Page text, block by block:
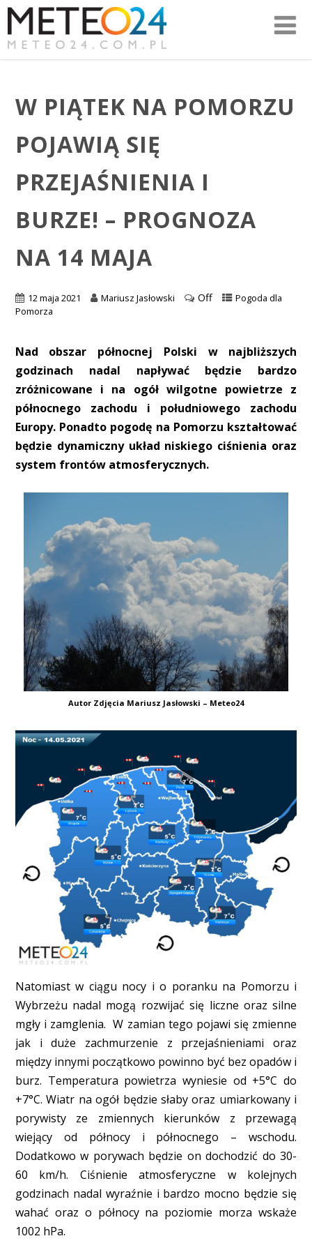
W PIĄTEK NA POMORZU
POJAWIĄ SIĘ
PRZEJAŚNIENIA I
BURZE! – PROGNOZA
NA 14 MAJA
12 maja 2021 Mariusz Jasłowski Off
Pogoda dla
Pomorza
Nad obszar północnej Polski w najbliższych
godzinach nadal napływać będzie bardzo
zróżnicowane i na ogół wilgotne powietrze z
północnego zachodu i południowego zachodu
Europy. Ponadto pogodę na Pomorzu kształtować
będzie dynamiczny układ niskiego ciśnienia oraz
system frontów atmosferycznych.
Autor Zdjęcia Mariusz Jasłowski – Meteo24
Natomiast w ciągu nocy i o poranku na Pomorzu i
Wybrzeżu nadal mogą rozwijać się liczne oraz silne
mgły i zamglenia. W zamian tego pojawi się zmienne
jak i duże zachmurzenie z przejaśnieniami oraz
między innymi początkowo powinno być bez opadów i
burz. Temperatura powietrza wyniesie od +5°C do
+7°C. Wiatr na ogół będzie słaby oraz umiarkowany i
porywisty ze zmiennych kierunków z przewagą
wiejący od północy i północnego – wschodu.
Dodatkowo w porywach będzie on dochodzić do 30-
60 km/h. Ciśnienie atmosferyczne w kolejnych
godzinach nadal wyraźnie i bardzo mocno będzie się
wahać oraz o północy na poziomie morza wskaże
1002 hPa.